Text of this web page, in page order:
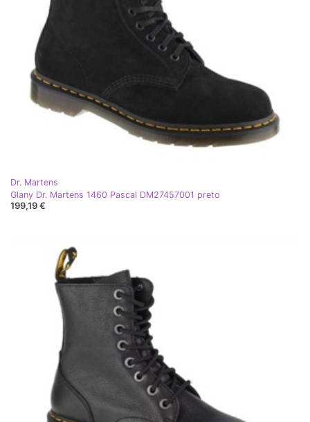
Dr. Martens
Glany Dr. Martens 1460 Pascal DM27457001 preto
199,19 €